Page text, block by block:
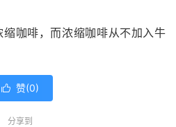
咖啡，而浓缩咖啡从不加入牛
 赞(0)
分享到